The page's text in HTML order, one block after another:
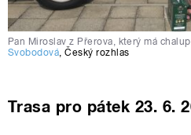
Pan Miroslav z Přerova, který má
Svobodová,Český rozhlas
Trasa pro pátek 23. 6.